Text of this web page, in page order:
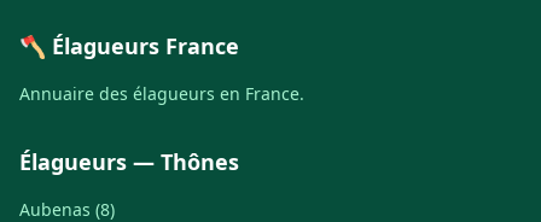
🪓 Élagueurs France
Annuaire des élagueurs en France.
Élagueurs — Thônes
Aubenas (8)